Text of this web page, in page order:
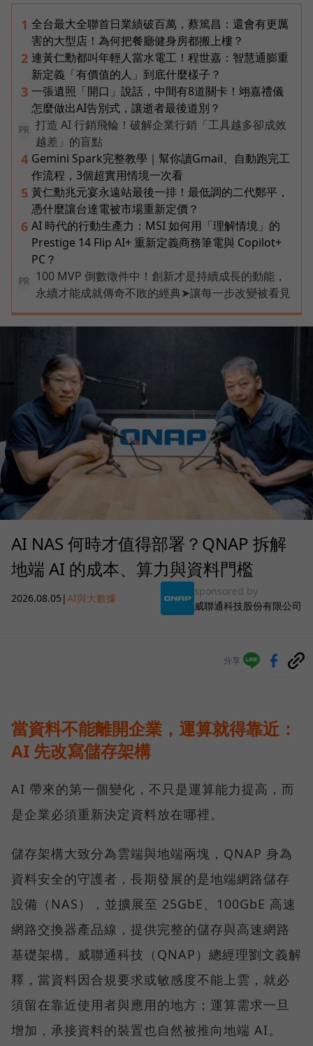
1 全台最大全聯首日業績破百萬，蔡篤昌：還會有更厲
害的大型店！為何把餐廳健身房都搬上樓？
2 連黃仁勳都叫年輕人當水電工！程世嘉：智慧通膨重
新定義「有價值的人」到底什麼樣子？
3 一張遺照「開口」說話，中間有8道關卡！翊嘉禮儀
怎麼做出AI告別式，讓逝者最後道別？
PR
打造 AI 行銷飛輪！破解企業行銷「工具越多卻成效
越差」的盲點
4 Gemini Spark完整教學｜幫你讀Gmail、自動跑完工
作流程，3個超實用情境一次看
5 黃仁勳兆元宴永遠站最後一排！最低調的二代鄭平，
憑什麼讓台達電被市場重新定價？
6 AI 時代的行動生產力：MSI 如何用「理解情境」的
Prestige 14 Flip AI+ 重新定義商務筆電與 Copilot+
PC？
PR
100 MVP 倒數徵件中！創新才是持續成長的動能，
永續才能成就傳奇不敗的經典➤讓每一步改變被看見
AI NAS 何時才值得部署？QNAP 拆解
地端 AI 的成本、算力與資料門檻
2026.08.05 |AI與大數據
sponsored by
威聯通科技股份有限公司
分享
當資料不能離開企業，運算就得靠近：
AI 先改寫儲存架構
AI 帶來的第一個變化，不只是運算能力提高，而
是企業必須重新決定資料放在哪裡。
儲存架構大致分為雲端與地端兩塊，QNAP 身為
資料安全的守護者，長期發展的是地端網路儲存
設備（NAS），並擴展至 25GbE、100GbE 高速
網路交換器產品線，提供完整的儲存與高速網路
基礎架構。威聯通科技（QNAP）總經理劉文義解
釋，當資料因合規要求或敏感度不能上雲，就必
須留在靠近使用者與應用的地方；運算需求一旦
增加，承接資料的裝置也自然被推向地端 AI。